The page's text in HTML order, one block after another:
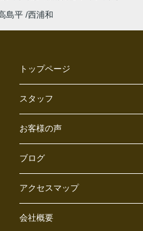
島平 西浦和
トップページ
スタッフ
お客様の声
ブログ
アクセスマップ
会社概要